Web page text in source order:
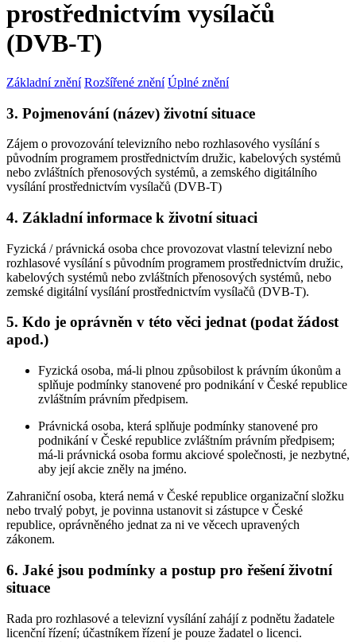
prostřednictvím vysílačů
(DVB-T)
Základní znění Rozšířené znění Úplné znění
3. Pojmenování (název) životní situace
Zájem o provozování televizního nebo rozhlasového vysílání s
původním programem prostřednictvím družic, kabelových systémů
nebo zvláštních přenosových systémů, a zemského digitálního
vysílání prostřednictvím vysílačů (DVB-T)
4. Základní informace k životní situaci
Fyzická / právnická osoba chce provozovat vlastní televizní nebo
rozhlasové vysílání s původním programem prostřednictvím družic,
kabelových systémů nebo zvláštních přenosových systémů, nebo
zemské digitální vysílání prostřednictvím vysílačů (DVB-T).
5. Kdo je oprávněn v této věci jednat (podat žádost
apod.)
Fyzická osoba, má-li plnou způsobilost k právním úkonům a
splňuje podmínky stanovené pro podnikání v České republice
zvláštním právním předpisem.
Právnická osoba, která splňuje podmínky stanovené pro
podnikání v České republice zvláštním právním předpisem;
má-li právnická osoba formu akciové společnosti, je nezbytné,
aby její akcie zněly na jméno.
Zahraniční osoba, která nemá v České republice organizační složku
nebo trvalý pobyt, je povinna ustanovit si zástupce v České
republice, oprávněného jednat za ni ve věcech upravených
zákonem.
6. Jaké jsou podmínky a postup pro řešení životní
situace
Rada pro rozhlasové a televizní vysílání zahájí z podnětu žadatele
licenční řízení; účastníkem řízení je pouze žadatel o licenci.